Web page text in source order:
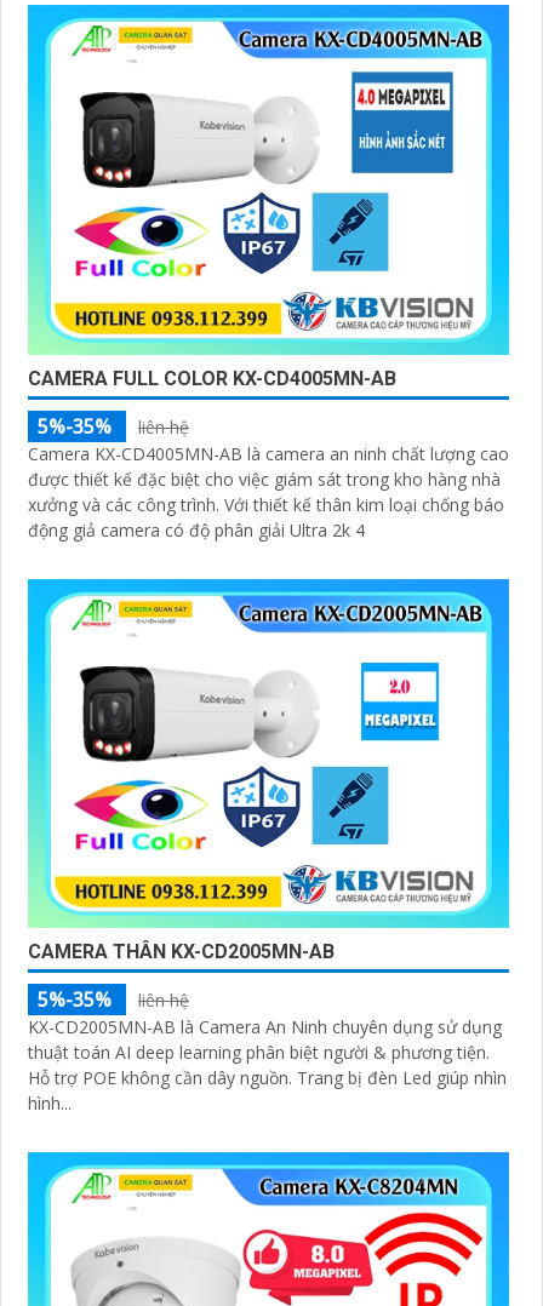
CAMERA FULL COLOR KX-CD4005MN-AB
5%-35%
liên hệ
Camera KX-CD4005MN-AB là camera an ninh chất lượng cao
được thiết kế đặc biệt cho việc giám sát trong kho hàng nhà
xưởng và các công trình. Với thiết kế thân kim loại chống báo
động giả camera có độ phân giải Ultra 2k 4
CAMERA THÂN KX-CD2005MN-AB
5%-35%
liên hệ
KX-CD2005MN-AB là Camera An Ninh chuyên dụng sử dụng
thuật toán AI deep learning phân biệt người & phương tiện.
Hỗ trợ POE không cần dây nguồn. Trang bị đèn Led giúp nhìn
hình...